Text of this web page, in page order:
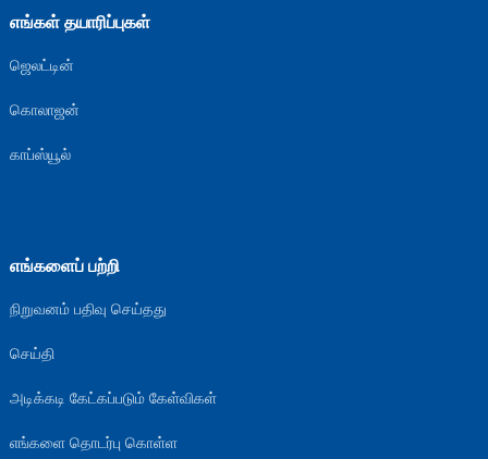
எங்கள் தயாரிப்புகள்
ஜெலட்டின்
கொலாஜன்
காப்ஸ்யூல்
எங்களைப் பற்றி
நிறுவனம் பதிவு செய்தது
செய்தி
அடிக்கடி கேட்கப்படும் கேள்விகள்
எங்களை தொடர்பு கொள்ள